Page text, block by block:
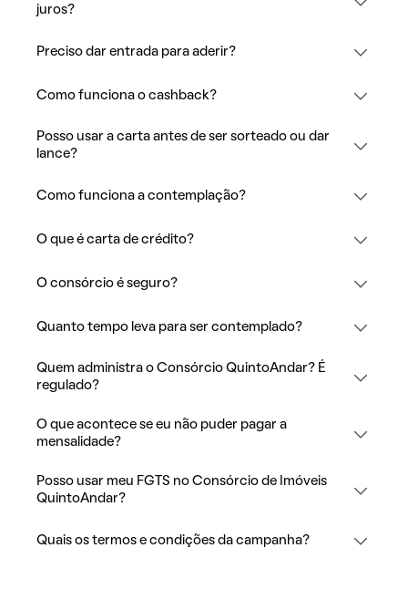
juros?
Preciso dar entrada para aderir?
Como funciona o cashback?
Posso usar a carta antes de ser sorteado ou dar
lance?
Como funciona a contemplação?
O que é carta de crédito?
O consórcio é seguro?
Quanto tempo leva para ser contemplado?
Quem administra o Consórcio QuintoAndar? É
regulado?
O que acontece se eu não puder pagar a
mensalidade?
Posso usar meu FGTS no Consórcio de Imóveis
QuintoAndar?
Quais os termos e condições da campanha?